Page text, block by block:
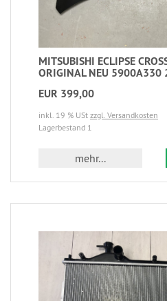
MITSUBISHI ECLIPSE
ORIGINAL NEU
EUR 399,00
inkl. 19 % USt zzgl. Versandkosten
Lagerbestand 1
mehr...